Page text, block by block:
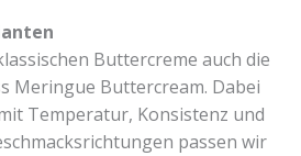
Buttercreme auch die
Meringue Buttercream. Dabei
Temperatur, Konsistenz und
passen wir